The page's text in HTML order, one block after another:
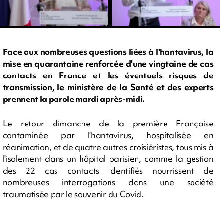
Face aux nombreuses questions liées à l'hantavirus, la
mise en quarantaine renforcée d'une vingtaine de cas
contacts en France et les éventuels risques de
transmission, le ministère de la Santé et des experts
prennent la parole mardi après-midi.
Le retour dimanche de la première Française
contaminée par l'hantavirus, hospitalisée en
réanimation, et de quatre autres croisiéristes, tous mis à
l'isolement dans un hôpital parisien, comme la gestion
des 22 cas contacts identifiés nourrissent de
nombreuses interrogations dans une société
traumatisée par le souvenir du Covid.